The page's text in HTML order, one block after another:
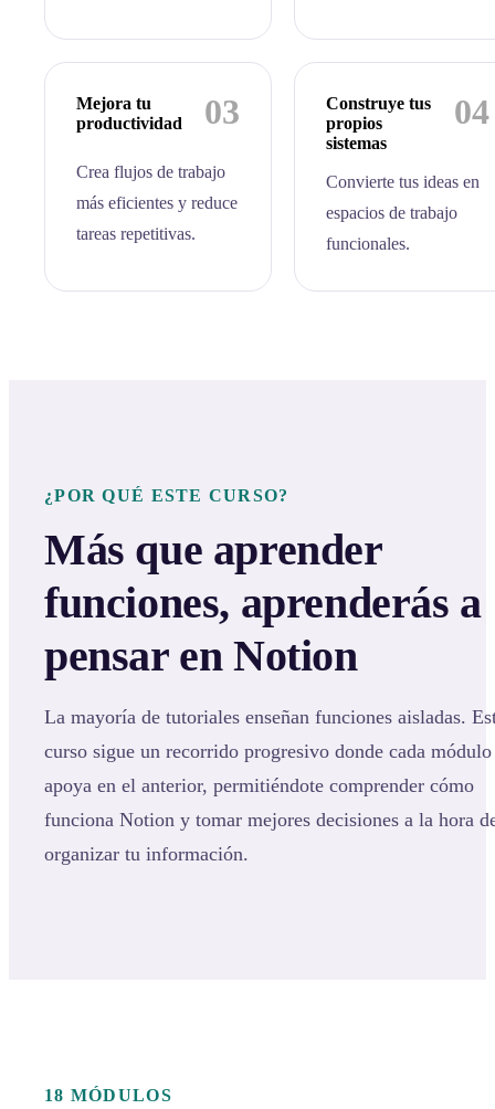
03
Mejora tu
productividad
Crea flujos de trabajo
más eficientes y reduce
tareas repetitivas.
04
Construye tus
propios
sistemas
Convierte tus ideas en
espacios de trabajo
funcionales.
¿POR QUÉ ESTE CURSO?
Más que aprender
funciones, aprenderás a
pensar en Notion
La mayoría de tutoriales enseñan funciones aisladas.
curso sigue un recorrido progresivo donde cada módulo
apoya en el anterior, permitiéndote comprender cómo
funciona Notion y tomar mejores decisiones a la hora
organizar tu información.
18 MÓDULOS